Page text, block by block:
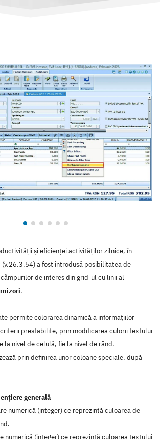
și eficienței activităților zilnice, în
(v.26.3.54) a fost introdusă posibilitatea de
de interes din grid-ul cu linii al
.
permite colorarea dinamică a informațiilor
prestabilite, prin modificarea culorii textului
la nivel de celulă, fie la nivel de rând.
prin definirea unor coloane speciale, după
generală
numerică (integer) ce reprezintă culoarea de
numerică (integer) ce reprezintă culoarea textului